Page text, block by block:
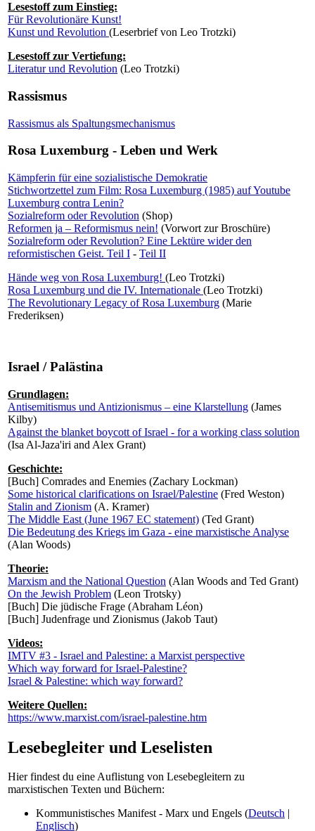
Lesestoff zum Einstieg:
Für Revolutionäre Kunst!
Kunst und Revolution (Leserbrief von Leo Trotzki)
Lesestoff zur Vertiefung:
Literatur und Revolution (Leo Trotzki)
Rassismus
Rassismus als Spaltungsmechanismus
Rosa Luxemburg - Leben und Werk
Kämpferin für eine sozialistische Demokratie
Stichwortzettel zum Film: Rosa Luxemburg (1985) auf Youtube
Luxemburg contra Lenin?
Sozialreform oder Revolution (Shop)
Reformen ja – Reformismus nein! (Vorwort zur Broschüre)
Sozialreform oder Revolution? Eine Lektüre wider den
reformistischen Geist. Teil I - Teil II
Hände weg von Rosa Luxemburg! (Leo Trotzki)
Rosa Luxemburg und die IV. Internationale (Leo Trotzki)
The Revolutionary Legacy of Rosa Luxemburg (Marie
Frederiksen)
Israel / Palästina
Grundlagen:
Antisemitismus und Antizionismus – eine Klarstellung (James
Kilby)
Against the blanket boycott of Israel - for a working class solution
(Isa Al-Jaza'iri and Alex Grant)
Geschichte:
[Buch] Comrades and Enemies (Zachary Lockman)
Some historical clarifications on Israel/Palestine (Fred Weston)
Stalin and Zionism (A. Kramer)
The Middle East (June 1967 EC statement) (Ted Grant)
Die Bedeutung des Kriegs im Gaza - eine marxistische Analyse
(Alan Woods)
Theorie:
Marxism and the National Question (Alan Woods and Ted Grant)
On the Jewish Problem (Leon Trotsky)
[Buch] Die jüdische Frage (Abraham Léon)
[Buch] Judenfrage und Zionismus (Jakob Taut)
Videos:
IMTV #3 - Israel and Palestine: a Marxist perspective
Which way forward for Israel-Palestine?
Israel & Palestine: which way forward?
Weitere Quellen:
https://www.marxist.com/israel-palestine.htm
Lesebegleiter und Leselisten
Hier findest du eine Auflistung von Lesebegleitern zu
marxistischen Texten und Büchern:
Kommunistisches Manifest - Marx und Engels (Deutsch |
Englisch)